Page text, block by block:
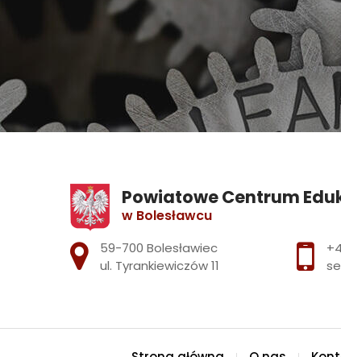
Powiatowe Centrum
w Bolesławcu
Adres pocztowy:
59-700 Bolesławiec
ul. Tyrankiewiczów 11